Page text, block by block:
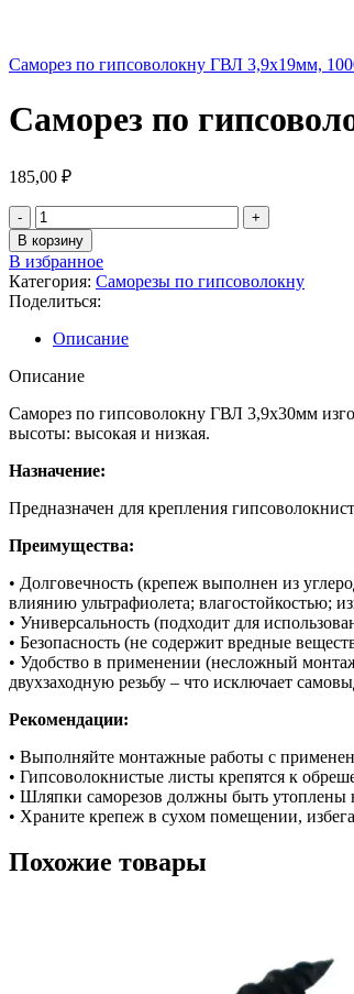
Саморез по гипсоволокну ГВЛ 3,9х19мм,
Саморез по
185,00 ₽
В корзину
В избранное
Категория: Саморезы по гипсоволокну
Поделиться:
Описание
Описание
Саморез по гипсоволокну ГВЛ 3,9х30мм
высоты: высокая и низкая.
Назначение:
Предназначен для крепления
Преимущества:
• Долговечность (крепеж выполнен из
влиянию ультрафиолета; влагостойкостью;
• Универсальность (подходит для
• Безопасность (не содержит вредные
• Удобство в применении (несложный
двухзаходную резьбу – что исключает
Рекомендации:
• Выполняйте монтажные работы с
• Гипсоволокнистые листы крепятся к
• Шляпки саморезов должны быть утоплены
• Храните крепеж в сухом помещении,
Похожие товары